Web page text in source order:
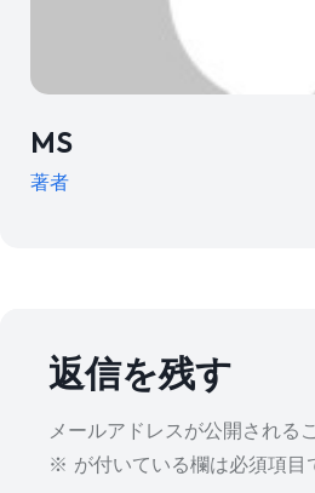
MS
著者
返信を残す
メールアドレスが公開される
※ が付いている欄は必須項目